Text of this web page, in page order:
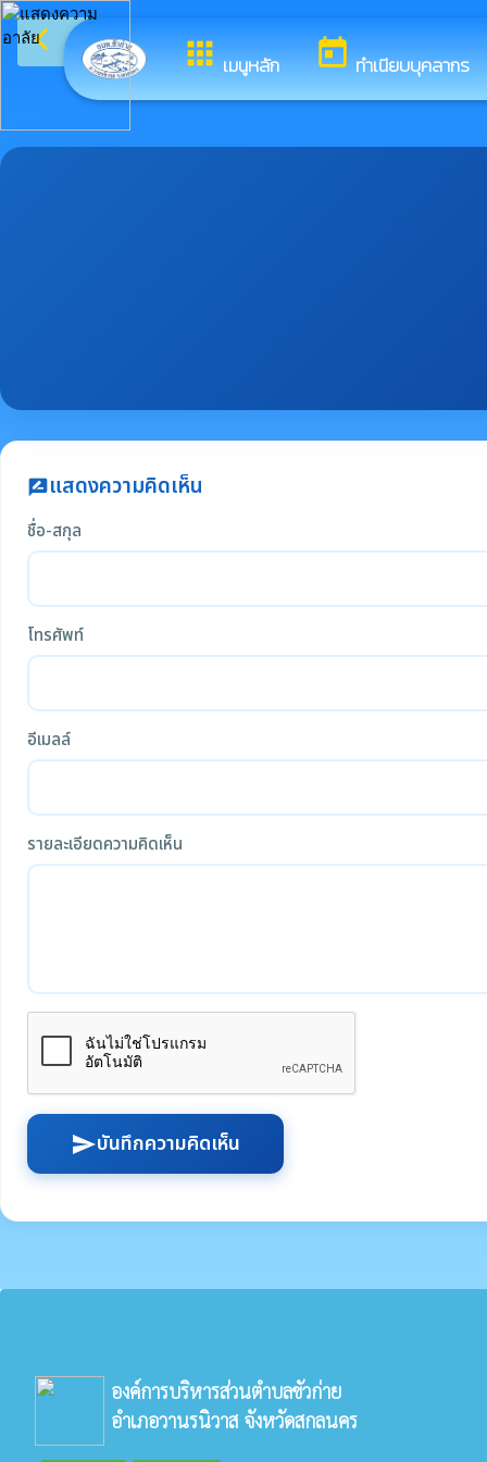
appsเมนูหลัก todayทำเนียบบุคลากร
arrow_back_ios กลับเมนูหลัก
rate_reviewแสดงความคิดเห็น
ชื่อ-สกุล
โทรศัพท์
อีเมลล์
รายละเอียดความคิดเห็น
sendบันทึกความคิดเห็น
องค์การบริหารส่วนตำบลขัวก่าย
อำเภอวานรนิวาส จังหวัดสกลนคร